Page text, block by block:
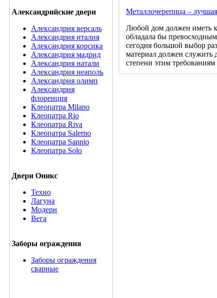
Александрийские двери
Александрия версаль
Александрия италия
Александрия корсика
Александрия мадрид
Александрия натали
Александрия неаполь
Александрия олимп
Александрия
флоренция
Клеопатра Milano
Клеопатра Rio
Клеопатра Riva
Клеопатра Salerno
Клеопатра Sannio
Клеопатра Solo
Двери Оникс
Техно
Лагуна
Модерн
Вега
Заборы ограждения
Заборы ограждения
сварные
Металлочерепица –
Любой дом должен иметь
обладала бы
сегодня большой выбор
материал должен служить
степени этим